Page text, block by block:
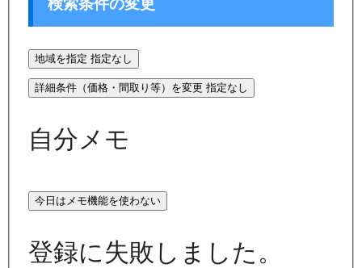
検索条件の変更
地域を指定 指定なし
詳細条件（価格・間取り等）を変更 指定なし
自分メモ
今日はメモ機能を使わない
登録に失敗しました。